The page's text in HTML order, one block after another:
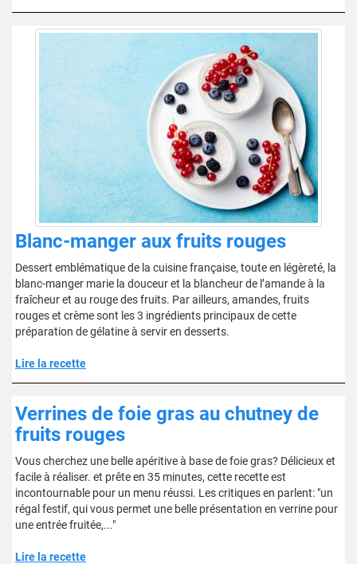
Blanc-manger aux fruits rouges
Dessert emblématique de la cuisine française, toute en légèreté, la
blanc-manger marie la douceur et la blancheur de l’amande à la
fraîcheur et au rouge des fruits. Par ailleurs, amandes, fruits
rouges et crème sont les 3 ingrédients principaux de cette
préparation de gélatine à servir en desserts.
Lire la recette
Verrines de foie gras au chutney de
fruits rouges
Vous cherchez une belle apéritive à base de foie gras? Délicieux et
facile à réaliser. et prête en 35 minutes, cette recette est
incontournable pour un menu réussi. Les critiques en parlent: "un
régal festif, qui vous permet une belle présentation en verrine pour
une entrée fruitée,..."
Lire la recette